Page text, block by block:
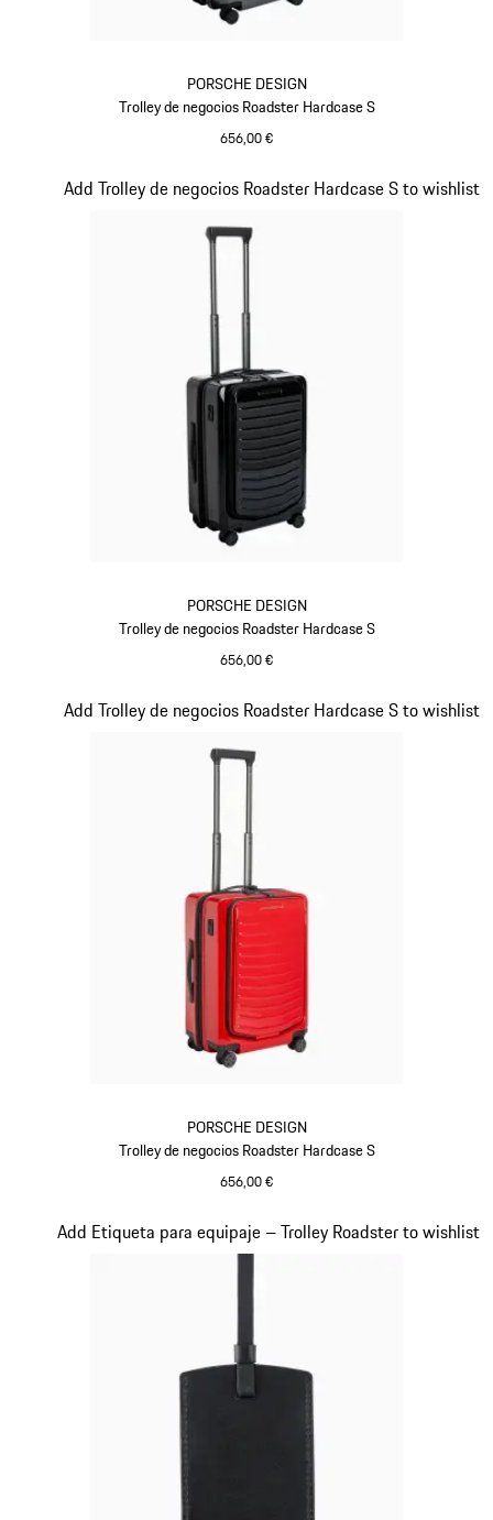
PORSCHE DESIGN
Trolley de negocios Roadster Hardcase S
656,00 €
PORSCHE DESIGN
Trolley de negocios Roadster Hardcase S
656,00 €
Add Trolley de negocios Roadster Hardcase S to wishlist
Diapositiva 15 de 20
PORSCHE DESIGN
Trolley de negocios Roadster Hardcase S
656,00 €
Add Trolley de negocios Roadster Hardcase S to wishlist
Diapositiva 16 de 20
Add Etiqueta para equipaje – Trolley Roadster to wishlist
Diapositiva 17 de 20